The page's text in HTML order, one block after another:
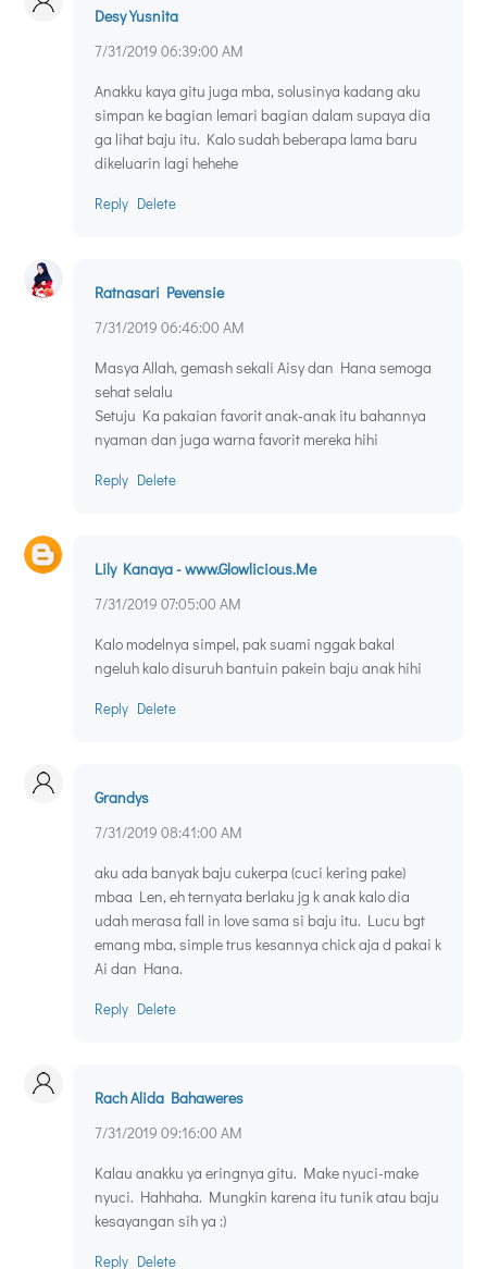
Desy Yusnita
7/31/2019 06:39:00 AM
Anakku kaya gitu juga mba, solusinya kadang aku
simpan ke bagian lemari bagian dalam supaya dia
ga lihat baju itu. Kalo sudah beberapa lama baru
dikeluarin lagi hehehe
Reply Delete
Ratnasari Pevensie
7/31/2019 06:46:00 AM
Masya Allah, gemash sekali Aisy dan Hana semoga
sehat selalu
Setuju Ka pakaian favorit anak-anak itu bahannya
nyaman dan juga warna favorit mereka hihi
Reply Delete
Lily Kanaya - www.Glowlicious.Me
7/31/2019 07:05:00 AM
Kalo modelnya simpel, pak suami nggak bakal
ngeluh kalo disuruh bantuin pakein baju anak hihi
Reply Delete
Grandys
7/31/2019 08:41:00 AM
aku ada banyak baju cukerpa (cuci kering pake)
mbaa Len, eh ternyata berlaku jg k anak kalo dia
udah merasa fall in love sama si baju itu. Lucu bgt
emang mba, simple trus kesannya chick aja d pakai k
Ai dan Hana.
Reply Delete
Rach Alida Bahaweres
7/31/2019 09:16:00 AM
Kalau anakku ya eringnya gitu. Make nyuci-make
nyuci. Hahhaha. Mungkin karena itu tunik atau baju
kesayangan sih ya :)
Reply Delete